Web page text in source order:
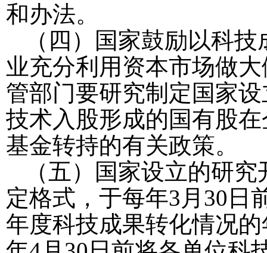
和办法。
（四）国家鼓励以科
业充分利用资本市场做
管部门要研究制定国家
技术入股形成的国有股
基金转持的有关政策。
（五）国家设立的研
定格式，于每年3月 30日
年度科技成果转化情况